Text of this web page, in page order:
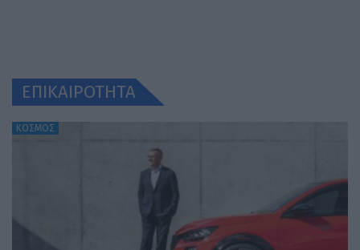
ΕΠΙΚΑΙΡΟΤΗΤΑ
ΚΟΣΜΟΣ